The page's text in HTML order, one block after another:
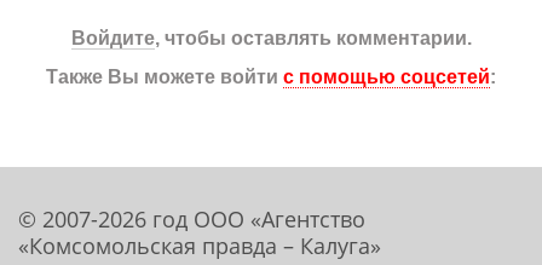
Войдите, чтобы оставлять комментарии.
Также Вы можете войти с помощью соцсетей:
© 2007-2026 год ООО «Агентство
«Комсомольская правда – Калуга»